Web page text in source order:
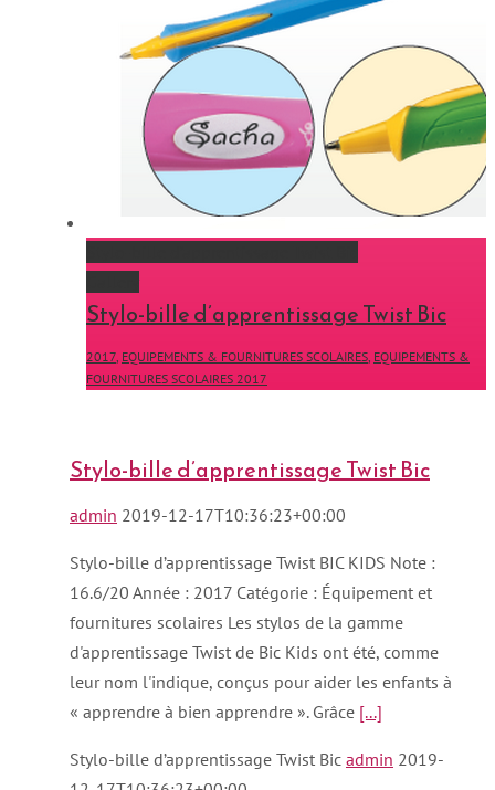
Stylo-bille d’apprentissage Twist Bic
2017, EQUIPEMENTS & FOURNITURES SCOLAIRES, EQUIPEMENTS &
FOURNITURES SCOLAIRES 2017
Stylo-bille d’apprentissage Twist Bic
admin 2019-12-17T10:36:23+00:00
Stylo-bille d’apprentissage Twist BIC KIDS Note :
16.6/20 Année : 2017 Catégorie : Équipement et
fournitures scolaires Les stylos de la gamme
d'apprentissage Twist de Bic Kids ont été, comme
leur nom l'indique, conçus pour aider les enfants à
« apprendre à bien apprendre ». Grâce [...]
Stylo-bille d’apprentissage Twist Bic admin 2019-